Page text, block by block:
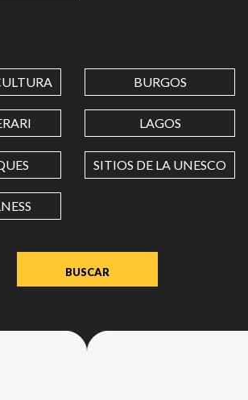
BURGOS
LAGOS
SITIOS DE LA UNESCO